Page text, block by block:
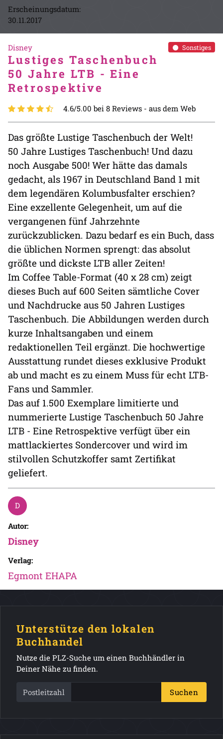
Erscheinungsdatum:
30.11.2017
Sonstiges
Disney
Lustiges Taschenbuch
50 Jahre LTB - Eine
Retrospektive
4.6/5.00 bei 8 Reviews - aus dem Web
Das größte Lustige Taschenbuch der Welt!
50 Jahre Lustiges Taschenbuch! Und dazu
noch Ausgabe 500! Wer hätte das damals
gedacht, als 1967 in Deutschland Band 1 mit
dem legendären Kolumbusfalter erschien?
Eine exzellente Gelegenheit, um auf die
vergangenen fünf Jahrzehnte
zurückzublicken. Dazu bedarf es ein Buch, dass
die üblichen Normen sprengt: das absolut
größte und dickste LTB aller Zeiten!
Im Coffee Table-Format (40 x 28 cm) zeigt
dieses Buch auf 600 Seiten sämtliche Cover
und Nachdrucke aus 50 Jahren Lustiges
Taschenbuch. Die Abbildungen werden durch
kurze Inhaltsangaben und einem
redaktionellen Teil ergänzt. Die hochwertige
Ausstattung rundet dieses exklusive Produkt
ab und macht es zu einem Muss für echt LTB-
Fans und Sammler.
Das auf 1.500 Exemplare limitierte und
nummerierte Lustige Taschenbuch 50 Jahre
LTB - Eine Retrospektive verfügt über ein
mattlackiertes Sondercover und wird im
stilvollen Schutzkoffer samt Zertifikat
geliefert.
Autor:
Disney
Verlag:
Egmont EHAPA
Unterstütze den lokalen
Buchhandel
Nutze die PLZ-Suche um einen Buchhändler in
Deiner Nähe zu finden.
Postleitzahl Suchen